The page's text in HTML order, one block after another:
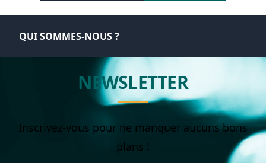
QUI SOMMES-NOUS ?
NEWSLETTER
Inscrivez-vous pour ne manquer aucuns bons
plans !